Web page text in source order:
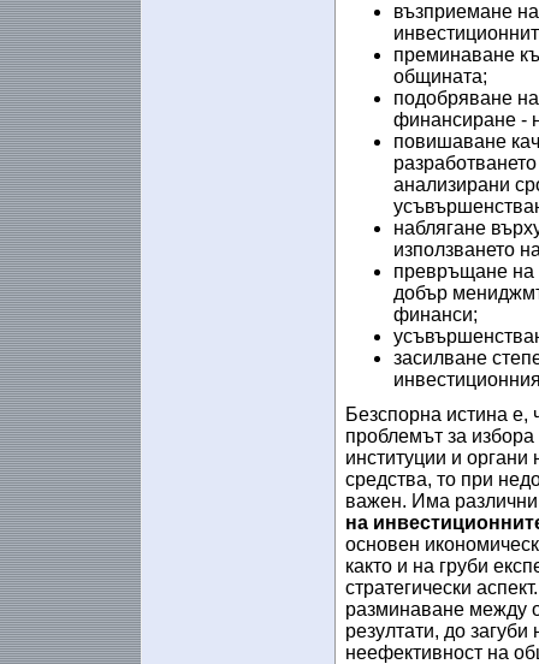
възприемане
преминаване
общината;
подобряване
финансиране -
повишаване
анализирани
наблягане
използването
превръщане на
добър
финанси;
засилване
Безспорна истина
проблемът за
институции и органи
средства, то при
важен. Има различни
на
основен
както и на груби
стратегически
разминаване между
резултати, до
неефективност на